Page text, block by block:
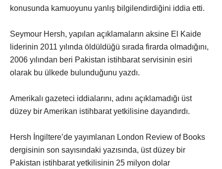
konusunda kamuoyunu yanlış bilgilendirdiğini iddia etti.
Seymour Hersh, yapılan açıklamaların aksine El Kaide
liderinin 2011 yılında öldüldüğü sırada firarda olmadığını,
2006 yılından beri Pakistan istihbarat servisinin esiri
olarak bu ülkede bulunduğunu yazdı.
Amerikalı gazeteci iddialarını, adını açıklamadığı üst
düzey bir Amerikan istihbarat yetkilisine dayandırdı.
Hersh İngiltere’de yayımlanan London Review of Books
dergisinin son sayısındaki yazısında, üst düzey bir
Pakistan istihbarat yetkilisinin 25 milyon dolar